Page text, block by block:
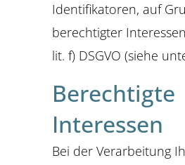
Identifikatoren, auf
berechtigter
lit. f) DSGVO (siehe
Berechtigte
Interessen
Bei der Verarbeitung